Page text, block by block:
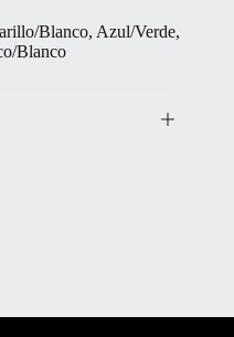
Blanco, Azul/Verde,
Blanco